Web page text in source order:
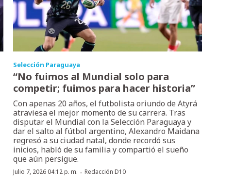
Selección Paraguaya
“No fuimos al Mundial solo para
competir; fuimos para hacer historia”
Con apenas 20 años, el futbolista oriundo de Atyrá
atraviesa el mejor momento de su carrera. Tras
disputar el Mundial con la Selección Paraguaya y
dar el salto al fútbol argentino, Alexandro Maidana
regresó a su ciudad natal, donde recordó sus
inicios, habló de su familia y compartió el sueño
que aún persigue.
Julio 7, 2026 04:12 p. m. · Redacción D10